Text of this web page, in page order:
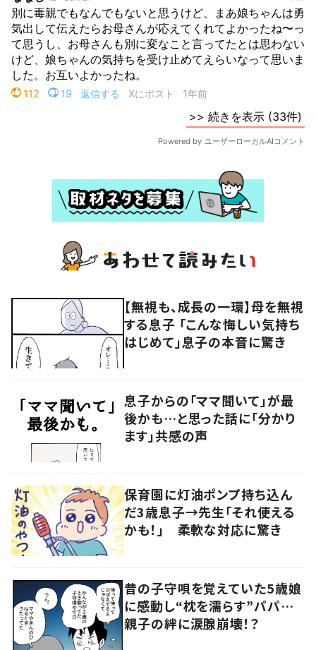
【無視も、成長の一環】母を無視
する息子 「こんな悔しい気持ち
はじめて」息子の本音に驚き
息子からの「ママ聞いて」が最
後かも…と思った話に「分かり
ます」共感の声
保育園に灯油ポンプ持ち込ん
だ3歳息子→先生「それ使える
かも！」 柔軟な対応に驚き
昔の子守唄を覚えていた5歳娘
に感動し“枕を濡らす”パパ…
親子の絆に涙腺崩壊！？